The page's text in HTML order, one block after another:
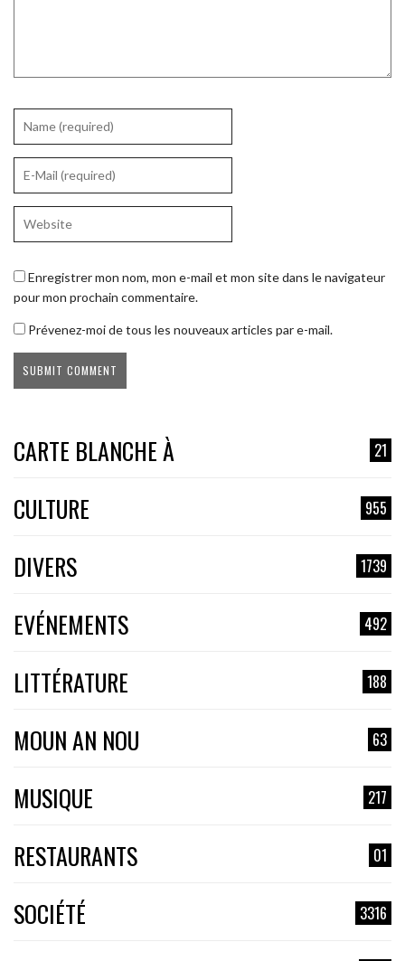
Enregistrer mon nom, mon e-mail et mon site dans le navigateur
pour mon prochain commentaire.
Prévenez-moi de tous les nouveaux articles par e-mail.
CARTE BLANCHE À 21
CULTURE 955
DIVERS 1739
EVÉNEMENTS 492
LITTÉRATURE 188
MOUN AN NOU 63
MUSIQUE 217
RESTAURANTS 01
SOCIÉTÉ 3316